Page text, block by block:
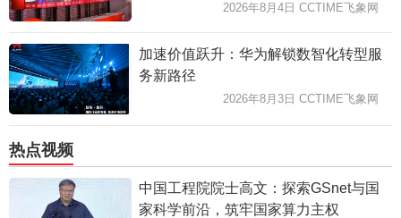
2026年8月4日 CCTIME飞象网
加速价值跃升：华为解锁数智化转型服
务新路径
2026年8月3日 CCTIME飞象网
热点视频
中国工程院院士高文：探索GSnet与国
家科学前沿，筑牢国家算力主权